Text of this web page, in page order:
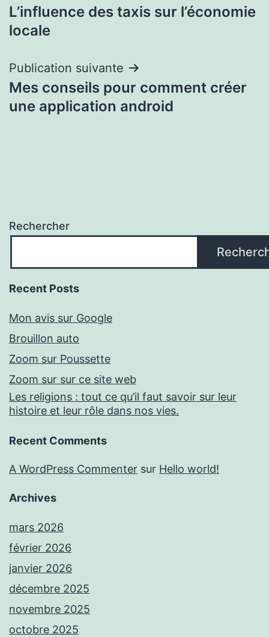
de
L’influence des taxis sur l’économie
locale
Publication suivante
Mes conseils pour comment créer
une application android
Rechercher
Recent Posts
Mon avis sur Google
Brouillon auto
Zoom sur Poussette
Zoom sur sur ce site web
Les religions : tout ce qu’il faut savoir sur leur
histoire et leur rôle dans nos vies.
Recent Comments
A WordPress Commenter sur Hello world!
Archives
mars 2026
février 2026
janvier 2026
décembre 2025
novembre 2025
octobre 2025